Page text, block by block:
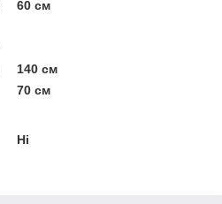
60 см
140 см
70 см
Ні